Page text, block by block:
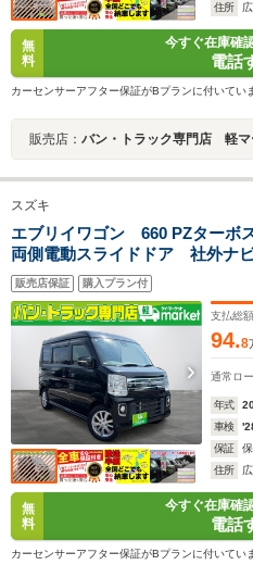
住所
無
料
今すぐ在庫確
電話
カーセンサーアフター保証がBプランに付いてい
販売店： バン・トラック専門店 軽マ
スズキ
エブリイワゴン 660 PZターボ
両側電動スライドドア 社外
メラ 衝突被害軽減ブレーキ
横滑り防止装置 アクセル踏み
スソナー 盗難警報装置 オート
販売店保証 購入プラン付
支払総額
94.8
通常ロ
年式
車検
保証
住所
無
料
今すぐ在庫確
電話
カーセンサーアフター保証がBプランに付いてい